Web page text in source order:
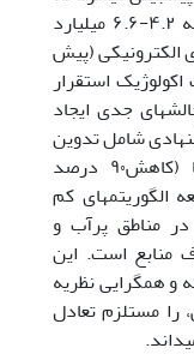
۴.۲-۶.۶ میلیارد
الکترونیکی (پیش
اکولوژیک استقرار
جدی ایجاد
شامل تدوین
(کاهش­۹۰ درصد
الگوریتم­های کم
در مناطق پرآب و
منابع است. این
همگرایی نظریه
مستلزم تعادل